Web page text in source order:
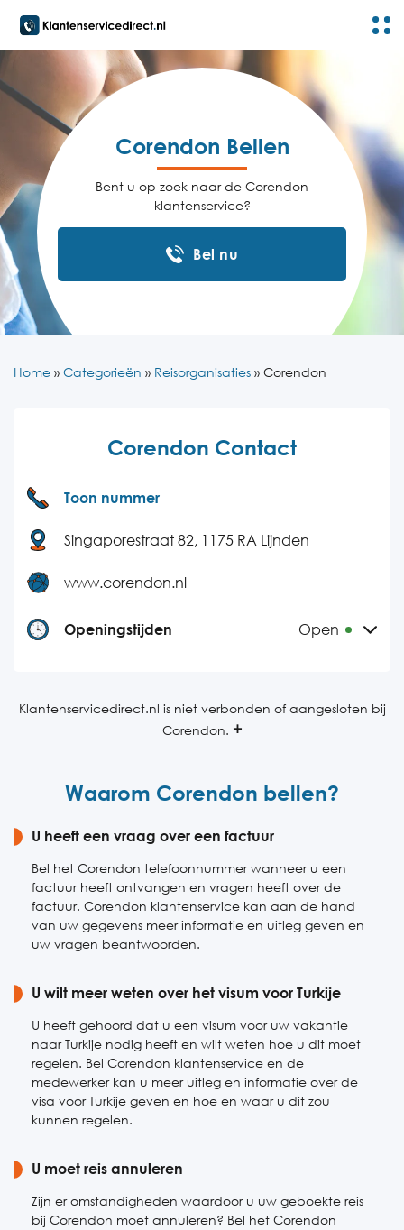
Corendon Bellen
Bent u op zoek naar de Corendon
klantenservice?
Bel nu
Home » Categorieën » Reisorganisaties » Corendon
Corendon Contact
Toon nummer
Singaporestraat 82, 1175 RA Lijnden
www.corendon.nl
Openingstijden Open
Dinsdag
09:00-21:00
Vrijdag
09:00-21:00
Zaterdag
Zondag
10:00-18:00
Klantenservicedirect.nl is niet verbonden of aangesloten bij
Corendon.
Waarom Corendon bellen?
U heeft een vraag over een factuur
Bel het Corendon telefoonnummer wanneer u een
factuur heeft ontvangen en vragen heeft over de
factuur. Corendon klantenservice kan aan de hand
van uw gegevens meer informatie en uitleg geven en
uw vragen beantwoorden.
U wilt meer weten over het visum voor Turkije
U heeft gehoord dat u een visum voor uw vakantie
naar Turkije nodig heeft en wilt weten hoe u dit moet
regelen. Bel Corendon klantenservice en de
medewerker kan u meer uitleg en informatie over de
visa voor Turkije geven en hoe en waar u dit zou
kunnen regelen.
U moet reis annuleren
Zijn er omstandigheden waardoor u uw geboekte reis
bij Corendon moet annuleren? Bel het Corendon